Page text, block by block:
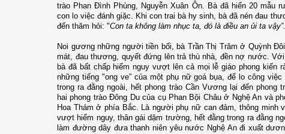
trào Phan Đình Phùng, Nguyễn Xuân Ôn. Bà đã hiến 20 mẫu
con lo việc đánh giặc. Khi con trai bà hy sinh, bà đã nén đau
đến thăm hỏi: "Con ta không làm nhục ta, đó là điều an ủi ta vậy”.
Noi gương những người tiền bối, bà Trần Thị Trâm ở Quỳnh
mát, đau thương, quyết đứng lên trả thù nhà, đền nợ nước.
bà đã bất chấp hiểm nguy vượt lên cả mọi lễ giáo phong kiến
những tiếng "ong ve” của một phụ nữ goá bụa, để lo công
trong ra đằng ngoài, hết phong trào Cần Vương lại đến phong
hai phong trào Đông Du của cụ Phan Bội Châu ở Nghệ An và
Hoa Thám ở phía Bắc. Là người phụ nữ can đảm, thông minh
vượt hiểm nguy, thân gái dặm trường, hết đằng trong ra đằng
làm đường dây đưa thanh niên yêu nước Nghệ An đi xuất